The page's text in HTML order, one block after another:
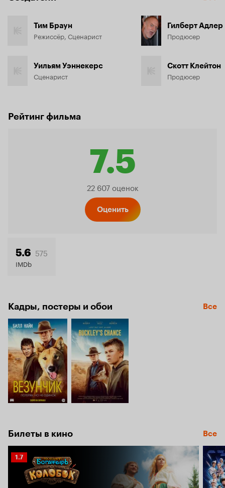
Тим Браун
Режиссёр, Сценарист
Уильям Уэннекерс
Сценарист
Гилберт Адлер
Продюсер
Скотт Клейтон
Продюсер
Рейтинг фильма
7.5
Рейтинг
22 607 оценок
Оценить
5.6 575
IMDb
Кадры, постеры и обои Все
Билеты в кино Все
Рейтинг
Кинопоиска
1.7